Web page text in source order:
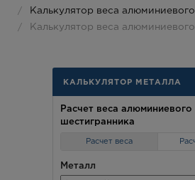
Калькулятор веса
Калькулятор веса